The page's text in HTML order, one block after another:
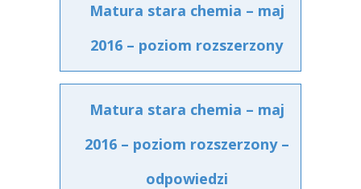
Matura stara chemia – maj
2016 – poziom rozszerzony
Matura stara chemia – maj
2016 – poziom rozszerzony –
odpowiedzi